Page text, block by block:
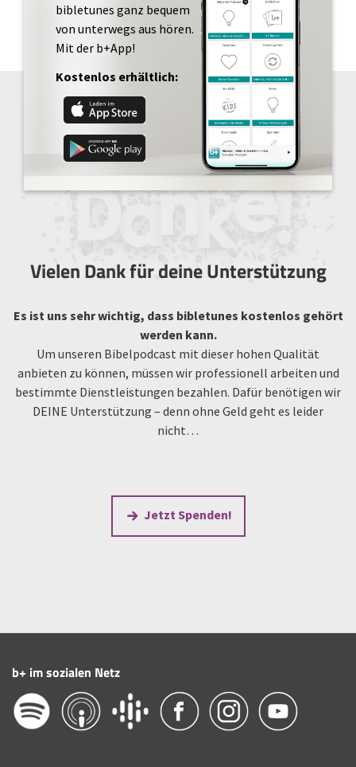
bibletunes ganz bequem
von unterwegs aus hören.
Mit der b+App!
Kostenlos erhältlich:
Vielen Dank für deine Unterstützung
Es ist uns sehr wichtig, dass bibletunes kostenlos gehört
werden kann.
Um unseren Bibelpodcast mit dieser hohen Qualität
anbieten zu können, müssen wir professionell arbeiten und
bestimmte Dienstleistungen bezahlen. Dafür benötigen wir
DEINE Unterstützung – denn ohne Geld geht es leider
nicht…
Jetzt Spenden!
b+ im sozialen Netz